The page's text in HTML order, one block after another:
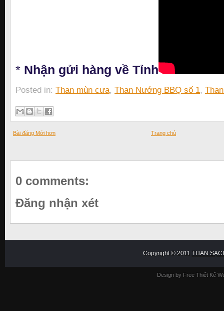
* Nhận gửi hàng về Tỉnh
Posted in: Than mùn cưa, Than Nướng BBQ số 1,
Bài đăng Mới hơn Trang chủ
0 comments:
Đăng nhận xét
Copyright © 2011 THAN
Design by Free Thiết Kế